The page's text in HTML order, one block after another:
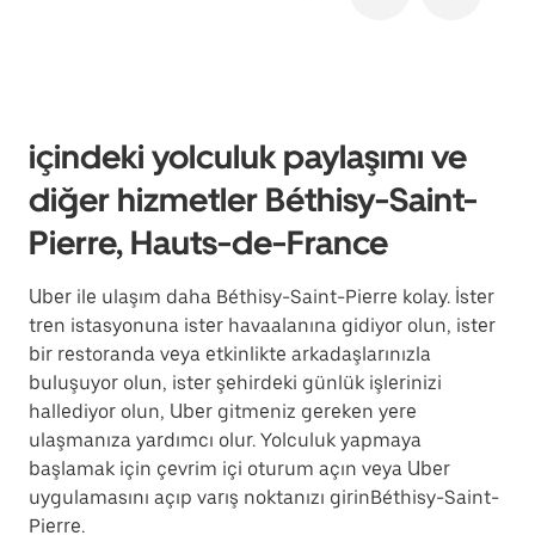
içindeki yolculuk paylaşımı ve
diğer hizmetler Béthisy-Saint-
Pierre, Hauts-de-France
Uber ile ulaşım daha Béthisy-Saint-Pierre kolay. İster
tren istasyonuna ister havaalanına gidiyor olun, ister
bir restoranda veya etkinlikte arkadaşlarınızla
buluşuyor olun, ister şehirdeki günlük işlerinizi
hallediyor olun, Uber gitmeniz gereken yere
ulaşmanıza yardımcı olur. Yolculuk yapmaya
başlamak için çevrim içi oturum açın veya Uber
uygulamasını açıp varış noktanızı girinBéthisy-Saint-
Pierre.